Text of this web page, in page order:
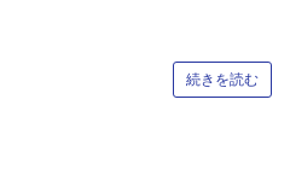
続きを読む